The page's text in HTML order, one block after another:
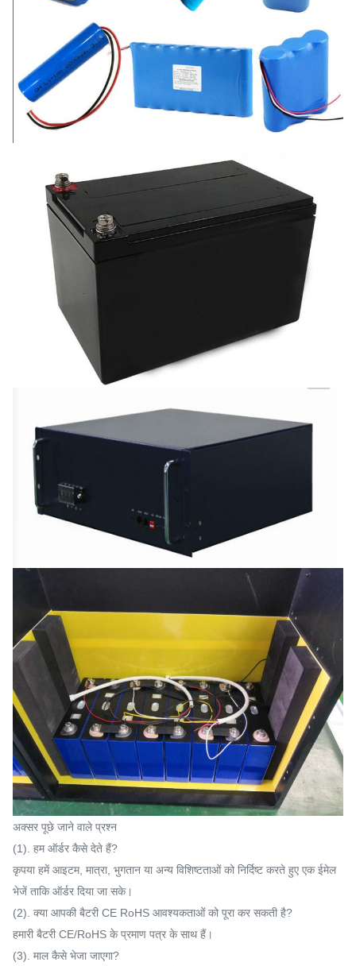
अक्सर पूछे जाने वाले प्रश्न
(1). हम ऑर्डर कैसे देते हैं?
कृपया हमें आइटम, मात्रा, भुगतान या अन्य विशिष्टताओं को निर्दिष्ट करते हुए एक ईमेल
भेजें ताकि ऑर्डर दिया जा सके।
(2). क्या आपकी बैटरी CE RoHS आवश्यकताओं को पूरा कर सकती है?
हमारी बैटरी CE/RoHS के प्रमाण पत्र के साथ हैं।
(3). माल कैसे भेजा जाएगा?